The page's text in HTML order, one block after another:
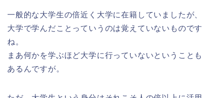
一般的な大学生の倍近く大学に在籍していましたが、
大学で学んだことっていうのは覚えていないものです
ね。
まあ何かを学ぶほど大学に行っていないということも
あるんですが。